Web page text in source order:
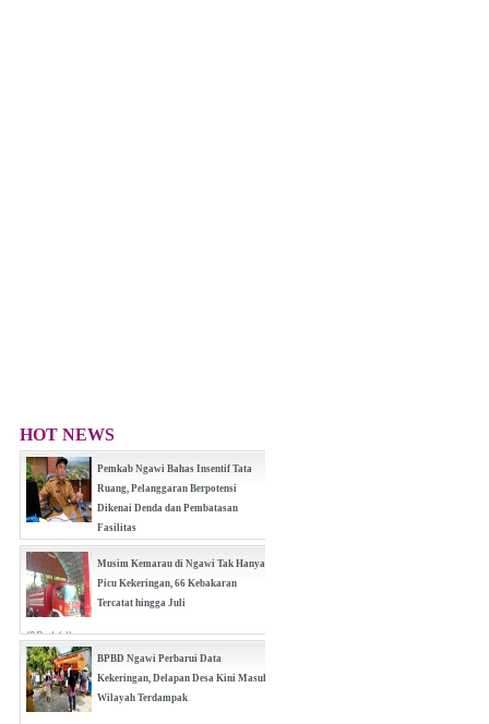
HOT NEWS
Pemkab Ngawi Bahas Insentif Tata
Ruang, Pelanggaran Berpotensi
Dikenai Denda dan Pembatasan
Fasilitas
(0 Reply(s))
Musim Kemarau di Ngawi Tak Hanya
Picu Kekeringan, 66 Kebakaran
Tercatat hingga Juli
(0 Reply(s))
BPBD Ngawi Perbarui Data
Kekeringan, Delapan Desa Kini Masuk
Wilayah Terdampak